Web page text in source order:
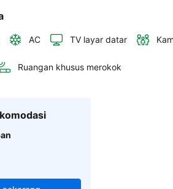
AC TV layar datar
Ruangan khusus merokok